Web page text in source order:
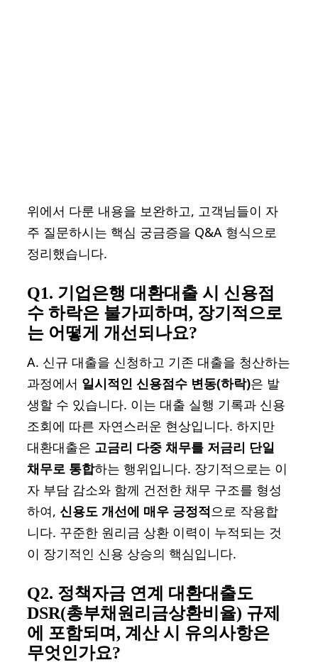
위에서 다룬 내용을 보완하고, 고객님들이 자
주 질문하시는 핵심 궁금증을 Q&A 형식으로
정리했습니다.
Q1. 기업은행 대환대출 시 신용점
수 하락은 불가피하며, 장기적으로
는 어떻게 개선되나요?
A. 신규 대출을 신청하고 기존 대출을 청산하는
과정에서 일시적인 신용점수 변동(하락)은 발
생할 수 있습니다. 이는 대출 실행 기록과 신용
조회에 따른 자연스러운 현상입니다. 하지만
대환대출은 고금리 다중 채무를 저금리 단일
채무로 통합하는 행위입니다. 장기적으로는 이
자 부담 감소와 함께 건전한 채무 구조를 형성
하여, 신용도 개선에 매우 긍정적 으로 작용합
니다. 꾸준한 원리금 상환 이력이 누적되는 것
이 장기적인 신용 상승의 핵심입니다.
Q2. 정책자금 연계 대환대출도
DSR(총부채원리금상환비율) 규제
에 포함되며, 계산 시 유의사항은
무엇인가요?